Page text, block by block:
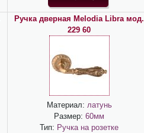
Ручка дверная Melodia Libra мод.
229 60
Материал: латунь
Размер: 60мм
Тип: Ручка на розетке